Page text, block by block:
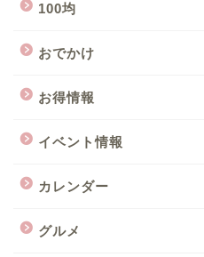
100均
おでかけ
お得情報
イベント情報
カレンダー
グルメ